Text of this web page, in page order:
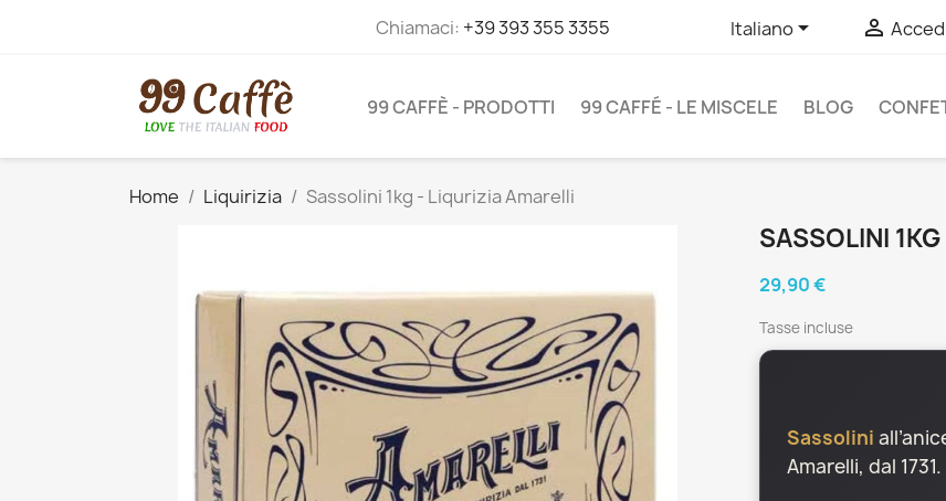
Chiamaci: +39 393 355 3355 Italiano 
99 CAFFÈ - PRODOTTI 99 CAFFÉ - LE MISCELE BLOG
Home Liquirizia Sassolini 1kg - Liqurizia Amarelli
SASSOLINI
29,90 €
Tasse incluse
Sassolini
Amarelli, dal 1731.